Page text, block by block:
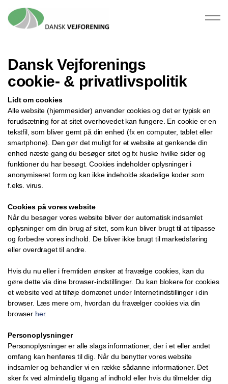
Dansk Vejforenings
cookie- & privatlivspolitik
Lidt om cookies
Alle website (hjemmesider) anvender cookies og det er typisk en
forudsætning for at sitet overhovedet kan fungere. En cookie er en
tekstfil, som bliver gemt på din enhed (fx en computer, tablet eller
smartphone). Den gør det muligt for et website at genkende din
enhed næste gang du besøger sitet og fx huske hvilke sider og
funktioner du har besøgt. Cookies indeholder oplysninger i
anonymiseret form og kan ikke indeholde skadelige koder som
f.eks. virus.
Cookies på vores website
Når du besøger vores website bliver der automatisk indsamlet
oplysninger om din brug af sitet, som kun bliver brugt til at tilpasse
og forbedre vores indhold. De bliver ikke brugt til markedsføring
eller overdraget til andre.
Hvis du nu eller i fremtiden ønsker at fravælge cookies, kan du
gøre dette via dine browser-indstillinger. Du kan blokere for cookies
et website ved at tilføje domænet under Internetindstillinger i din
browser. Læs mere om, hvordan du fravælger cookies via din
browser her.
Personoplysninger
Personoplysninger er alle slags informationer, der i et eller andet
omfang kan henføres til dig. Når du benytter vores website
indsamler og behandler vi en række sådanne informationer. Det
sker fx ved almindelig tilgang af indhold eller hvis du tilmelder dig